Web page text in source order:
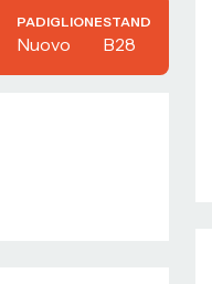
PADIGLIONE
Nuovo
STAND
B28